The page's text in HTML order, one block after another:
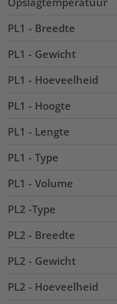
PL1 - Breedte
PL1 - Gewicht
PL1 - Hoeveelheid
PL1 - Hoogte
PL1 - Lengte
PL1 - Type
PL1 - Volume
PL2 -Type
PL2 - Breedte
PL2 - Gewicht
PL2 - Hoeveelheid